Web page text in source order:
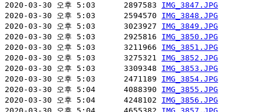
2020-03-30 오후 5:03      2897583 IMG_3847.JPG
2020-03-30 오후 5:03      2594570 IMG_3848.JPG
2020-03-30 오후 5:03      3023927 IMG_3849.JPG
2020-03-30 오후 5:03      2925816 IMG_3850.JPG
2020-03-30 오후 5:03      3211966 IMG_3851.JPG
2020-03-30 오후 5:03      3275321 IMG_3852.JPG
2020-03-30 오후 5:03      3309348 IMG_3853.JPG
2020-03-30 오후 5:03      2471189 IMG_3854.JPG
2020-03-30 오후 5:04      4088390 IMG_3855.JPG
2020-03-30 오후 5:04      4248102 IMG_3856.JPG